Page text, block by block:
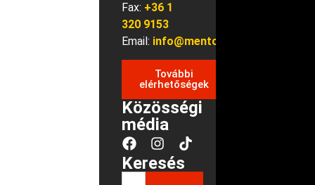
Fax: +36 1
320 9153
Email: info@mentok.hu
További
elérhetőségek
Közösségi
média
Keresés